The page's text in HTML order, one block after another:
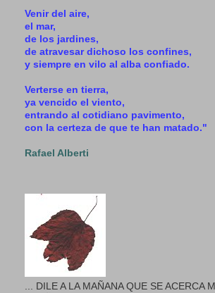
Venir del aire,
el mar,
de los jardines,
de atravesar dichoso los confines,
y siempre en vilo al alba confiado.
Verterse en tierra,
ya vencido el viento,
entrando al cotidiano pavimento,
con la certeza de que te han matado."
Rafael Alberti
... DILE A LA MAÑANA QUE SE ACERCA MI